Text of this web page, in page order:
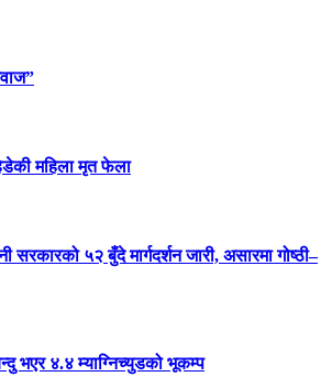
महिला मृत फेला
सरकारको ५२ बुँदे मार्गदर्शन जारी, असारमा गोष्ठी–
भएर ४.४ म्याग्निच्युडको भूकम्प